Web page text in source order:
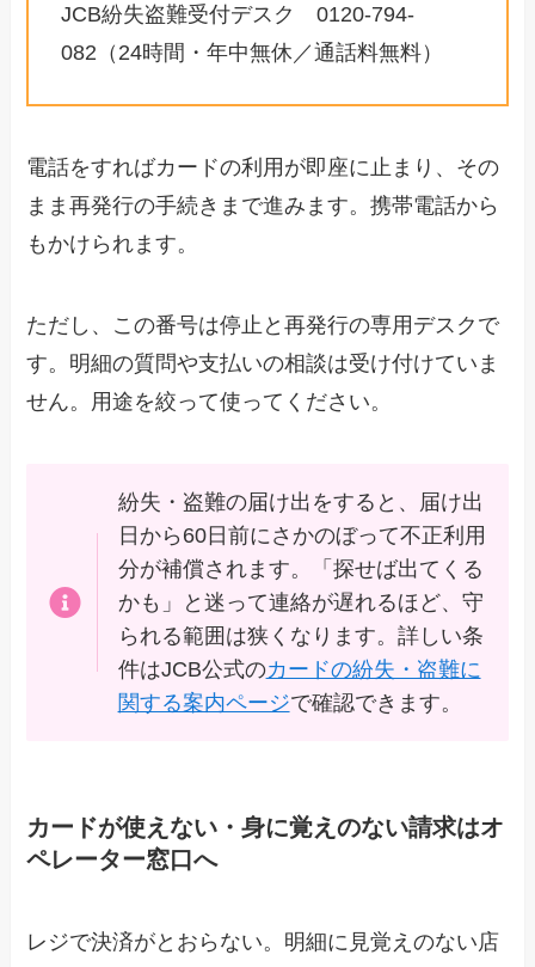
JCB紛失盗難受付デスク 0120-794-
082（24時間・年中無休／通話料無料）
電話をすればカードの利用が即座に止まり、その
まま再発行の手続きまで進みます。携帯電話から
もかけられます。
ただし、この番号は停止と再発行の専用デスクで
す。明細の質問や支払いの相談は受け付けていま
せん。用途を絞って使ってください。
紛失・盗難の届け出をすると、届け出
日から60日前にさかのぼって不正利用
分が補償されます。「探せば出てくる
かも」と迷って連絡が遅れるほど、守
られる範囲は狭くなります。詳しい条
件はJCB公式のカードの紛失・盗難に
関する案内ページで確認できます。
カードが使えない・身に覚えのない請求はオ
ペレーター窓口へ
レジで決済がとおらない。明細に見覚えのない店